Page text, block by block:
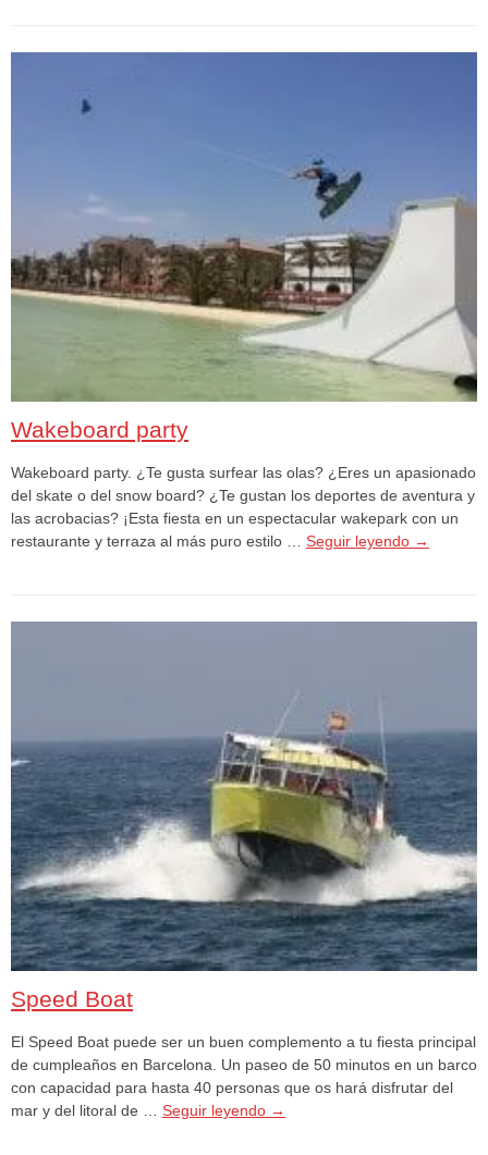
Wakeboard party
Wakeboard party. ¿Te gusta surfear las olas? ¿Eres un apasionado
del skate o del snow board? ¿Te gustan los deportes de aventura y
las acrobacias? ¡Esta fiesta en un espectacular wakepark con un
restaurante y terraza al más puro estilo … Seguir leyendo →
Speed Boat
El Speed Boat puede ser un buen complemento a tu fiesta principal
de cumpleaños en Barcelona. Un paseo de 50 minutos en un barco
con capacidad para hasta 40 personas que os hará disfrutar del
mar y del litoral de … Seguir leyendo →